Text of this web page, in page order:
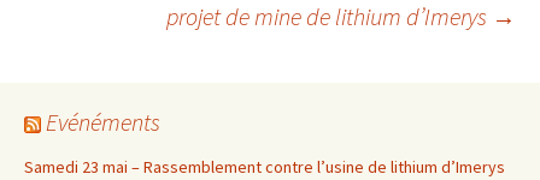
articles
projet de mine de lithium d’Imerys →
Evénéments
Samedi 23 mai – Rassemblement contre l’usine de lithium d’Imerys